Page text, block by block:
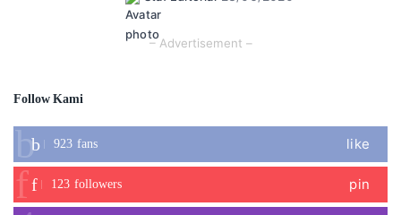
Posted
– Advertisement –
Follow Kami
923 fans like
123 followers pin